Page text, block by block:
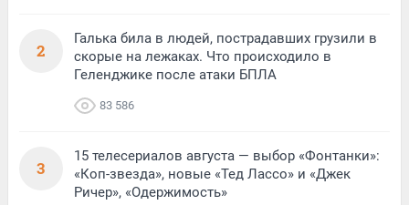
2
Галька била в людей, пострадавших грузили в
скорые на лежаках. Что происходило в
Геленджике после атаки БПЛА
83 586
3
15 телесериалов августа — выбор «Фонтанки»:
«Коп-звезда», новые «Тед Лассо» и «Джек
Ричер», «Одержимость»